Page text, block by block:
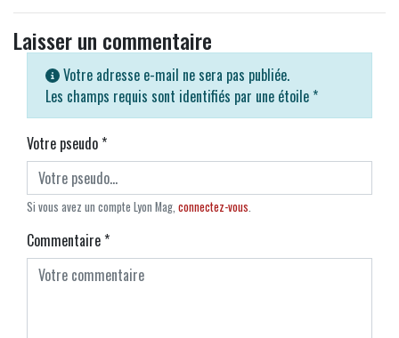
Laisser un commentaire
Votre adresse e-mail ne sera pas publiée.
Les champs requis sont identifiés par une étoile *
Votre pseudo*
Si vous avez un compte Lyon Mag, connectez-vous.
Commentaire*